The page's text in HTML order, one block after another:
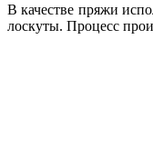
В качестве пряжи
лоскуты. Процесс